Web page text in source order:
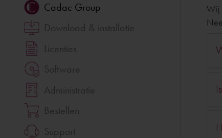
Cadac Group
Download & installatie
Licenties
Software
Administratie
Bestellen
Support
Wij